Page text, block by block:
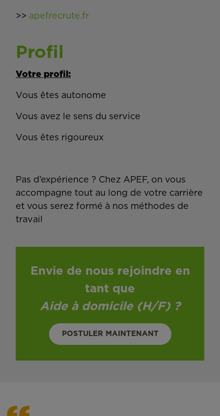
>> apefrecrute.fr
Profil
Votre profil:
Vous êtes autonome
Vous avez le sens du service
Vous êtes rigoureux
Pas d’expérience ? Chez APEF, on vous
accompagne tout au long de votre carrière
et vous serez formé à nos méthodes de
travail
Envie de nous rejoindre en
tant que
Aide à domicile (H/F) ?
POSTULER MAINTENANT